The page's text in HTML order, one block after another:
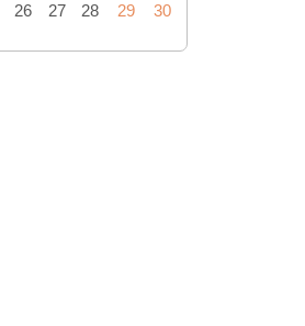
26 27 28 29
30